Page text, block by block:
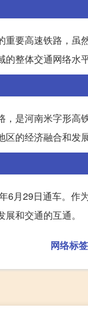
要高速铁路，
整体交通网络水平
是河南米字形
的经济融合和发展
6月29日通车。作
和交通的互通。
网络标签